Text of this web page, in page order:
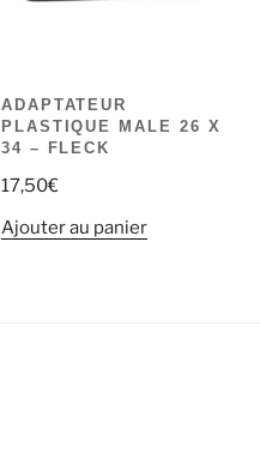
ADAPTATEUR
PLASTIQUE MALE 26 X
34 – FLECK
17,50€
Ajouter au panier